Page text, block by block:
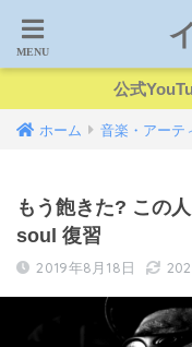
公式
ホーム 音楽・アーテ
もう飽きた? この
soul 復習
2019年8月18日